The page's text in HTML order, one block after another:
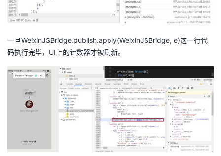
一旦WeixinJSBridge.publish.apply(WeixinJSBridge, e)这一行代
码执行完毕，UI上的计数器才被刷新。